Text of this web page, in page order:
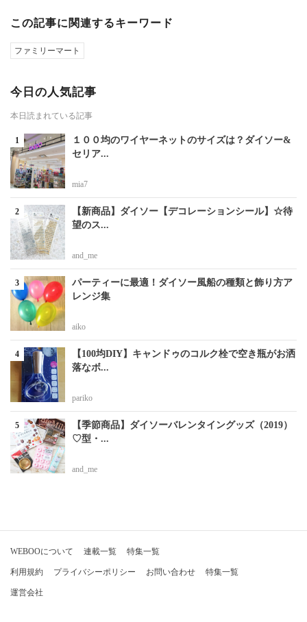
この記事に関連するキーワード
ファミリーマート
今日の人気記事
本日読まれている記事
１００均のワイヤーネットのサイズは？ダイソー&
セリア...
mia7
【新商品】ダイソー【デコレーションシール】☆待
望のス...
and_me
パーティーに最適！ダイソー風船の種類と飾り方ア
レンジ集
aiko
【100均DIY】キャンドゥのコルク栓で空き瓶がお洒
落なボ...
pariko
【季節商品】ダイソーバレンタイングッズ（2019）
♡型・...
and_me
WEBOOについて 連載一覧 特集一覧
利用規約 プライバシーポリシー お問い合わせ 特集一覧
運営会社